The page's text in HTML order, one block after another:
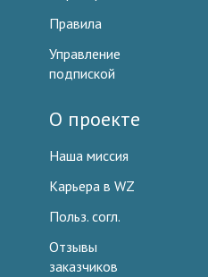
Правила
Управление
подпиской
О проекте
Наша миссия
Карьера в WZ
Польз. согл.
Отзывы
заказчиков